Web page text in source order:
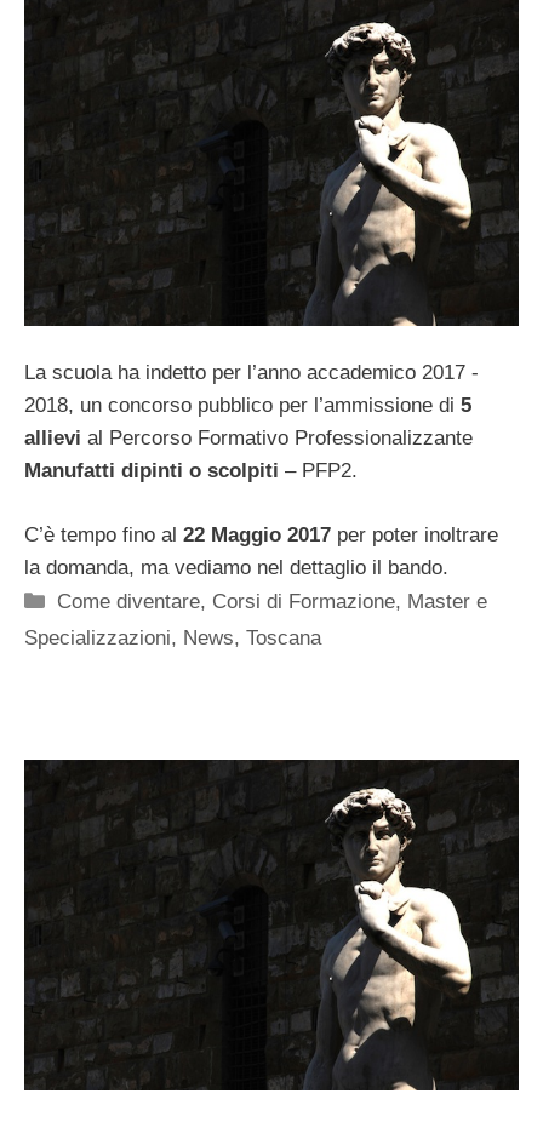
La scuola ha indetto per l’anno accademico 2017 ‐
2018, un concorso pubblico per l’ammissione di 5
allievi al Percorso Formativo Professionalizzante
Manufatti dipinti o scolpiti – PFP2.
C’è tempo fino al 22 Maggio 2017 per poter inoltrare
la domanda, ma vediamo nel dettaglio il bando.
Categorie
Come diventare, Corsi di Formazione, Master e
Specializzazioni, News, Toscana